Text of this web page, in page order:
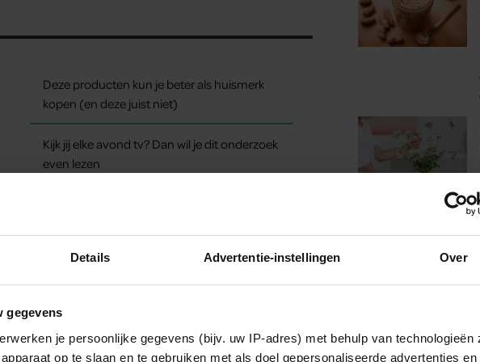
Details Advertentie-instellingen Over
gegevens
je persoonlijke gegevens (bijv. uw IP-adres) met behulp van technologieën
op te slaan en te gebruiken met als doel gepersonaliseerde advertenties en
Deze producten kun je beter als huismerk
kopen (en deze juist niet)
Kijk jij elke avond tv? Dan wil je dit onderzoek
even lezen